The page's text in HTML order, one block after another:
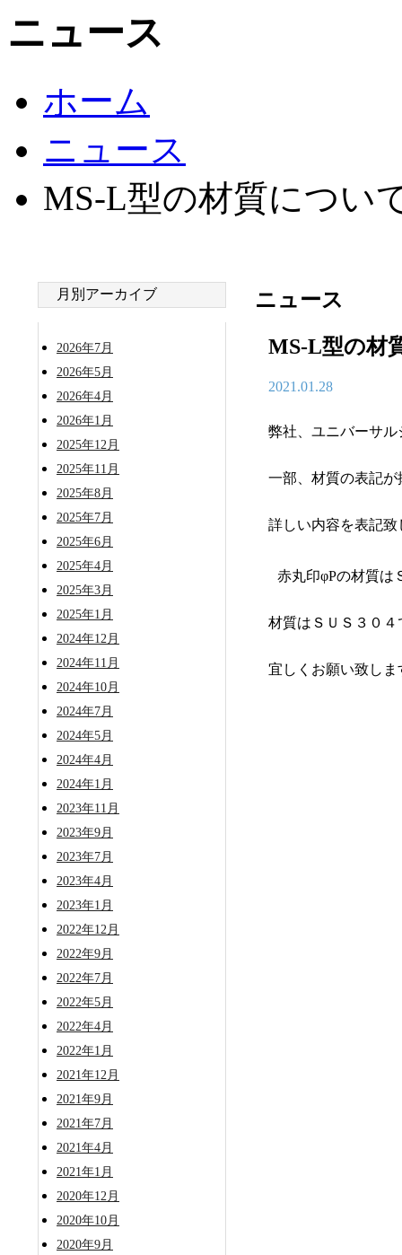
ニュース
ホーム
ニュース
MS-L型の材質につい
ニュース
MS-L型の材
2021.01.28
弊社、ユニバーサ
一部、材質の表記
詳しい内容を表記致
赤丸印φPの材質は
材質はＳＵＳ３０
宜しくお願い致しま
月別アーカイブ
2026年7月
2026年5月
2026年4月
2026年1月
2025年12月
2025年11月
2025年8月
2025年7月
2025年6月
2025年4月
2025年3月
2025年1月
2024年12月
2024年11月
2024年10月
2024年7月
2024年5月
2024年4月
2024年1月
2023年11月
2023年9月
2023年7月
2023年4月
2023年1月
2022年12月
2022年9月
2022年7月
2022年5月
2022年4月
2022年1月
2021年12月
2021年9月
2021年7月
2021年4月
2021年1月
2020年12月
2020年10月
2020年9月